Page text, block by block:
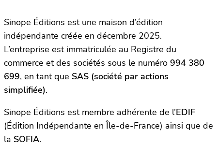
Sinope Éditions est une maison d’édition
indépendante créée en décembre 2025.
L’entreprise est immatriculée au Registre du
commerce et des sociétés sous le numéro 994 380
699, en tant que SAS (société par actions
simplifiée).
Sinope Éditions est membre adhérente de l’EDIF
(Édition Indépendante en Île-de-France) ainsi que de
la SOFIA.